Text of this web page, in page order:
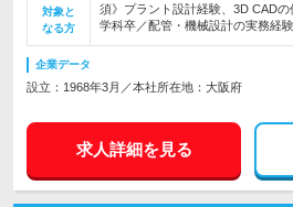
対象と
なる方
須》プラント設計経験、3D CAD
学科卒／配管・機械設計の実務経験
企業データ
設立：1968年3月／本社所在地：大阪府
求人詳細を見る